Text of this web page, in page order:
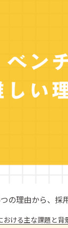
の理由から、採
おける主な課題と背